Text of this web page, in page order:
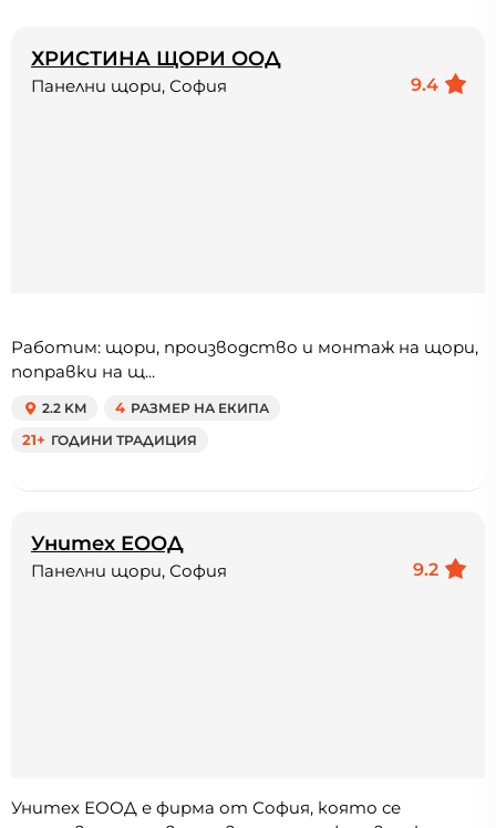
ХРИСТИНА ЩОРИ ООД
9.4
Панелни щори, София
Работим: щори, производство и монтаж на щори,
поправки на щ...
2.2 KM 4 РАЗМЕР НА ЕКИПА
21+ ГОДИНИ ТРАДИЦИЯ
Унитех ЕООД
9.2
Панелни щори, София
Унитех ЕООД е фирма от София, която се